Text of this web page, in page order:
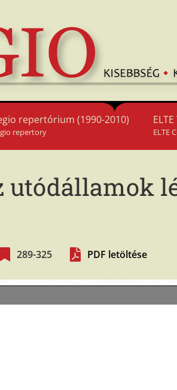
repertórium (1990-2010)
repertory ELTE
utódállamok
289-325 PDF letöltése